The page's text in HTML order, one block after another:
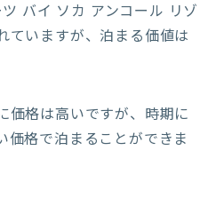
バイ ソカ アンコール リゾ
ていますが、泊まる価値は
価格は高いですが、時期に
価格で泊まることができま